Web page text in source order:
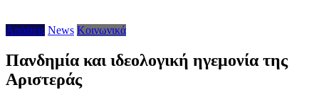
Απόψεις News Κοινωνικά
Πανδημία και ιδεολογική ηγεμονία της
Αριστεράς